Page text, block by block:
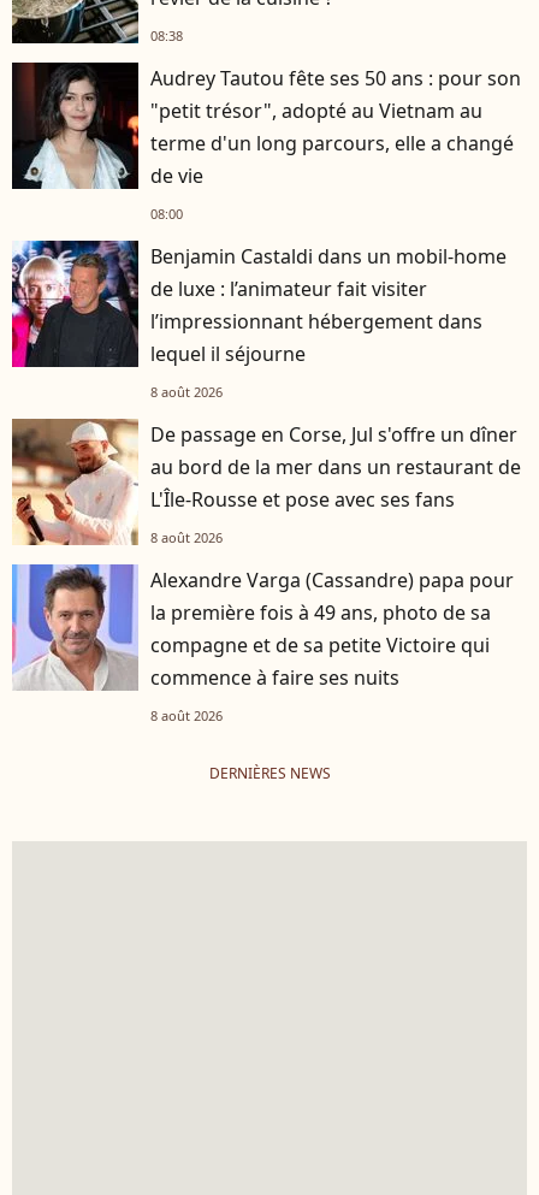
08:38
Audrey Tautou fête ses 50 ans : pour son
"petit trésor", adopté au Vietnam au
terme d'un long parcours, elle a changé
de vie
08:00
Benjamin Castaldi dans un mobil-home
de luxe : l’animateur fait visiter
l’impressionnant hébergement dans
lequel il séjourne
8 août 2026
De passage en Corse, Jul s'offre un dîner
au bord de la mer dans un restaurant de
L'Île-Rousse et pose avec ses fans
8 août 2026
Alexandre Varga (Cassandre) papa pour
la première fois à 49 ans, photo de sa
compagne et de sa petite Victoire qui
commence à faire ses nuits
8 août 2026
DERNIÈRES NEWS